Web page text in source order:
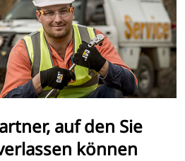
auf den Sie
können